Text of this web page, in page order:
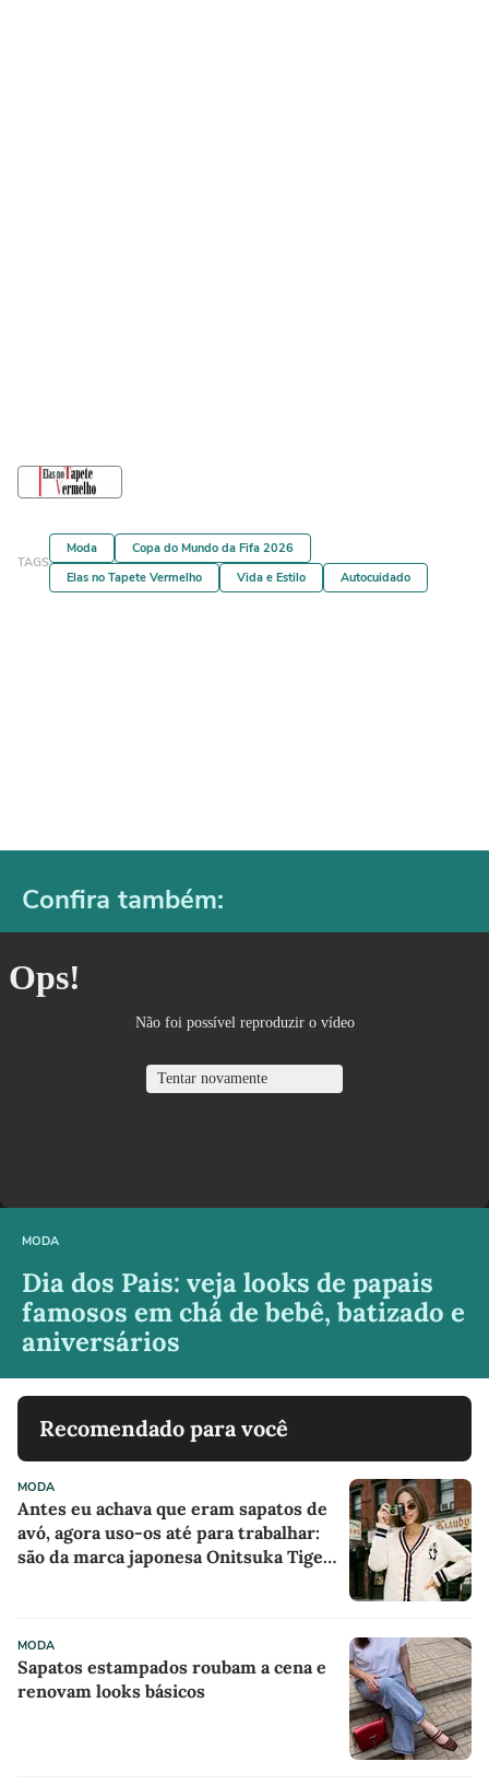
TAGS
Moda
Copa do Mundo da Fifa 2026
Elas no Tapete Vermelho
Vida e Estilo Autocuidado
Confira também:
MODA
Dia dos Pais: veja looks de papais
famosos em chá de bebê, batizado e
aniversários
Recomendado para você
MODA
Antes eu achava que eram sapatos de
avó, agora uso-os até para trabalhar:
são da marca japonesa Onitsuka Tiger,
MODA
Sapatos estampados roubam a cena e
renovam looks básicos